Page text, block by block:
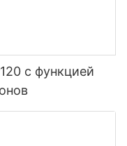
с функцией